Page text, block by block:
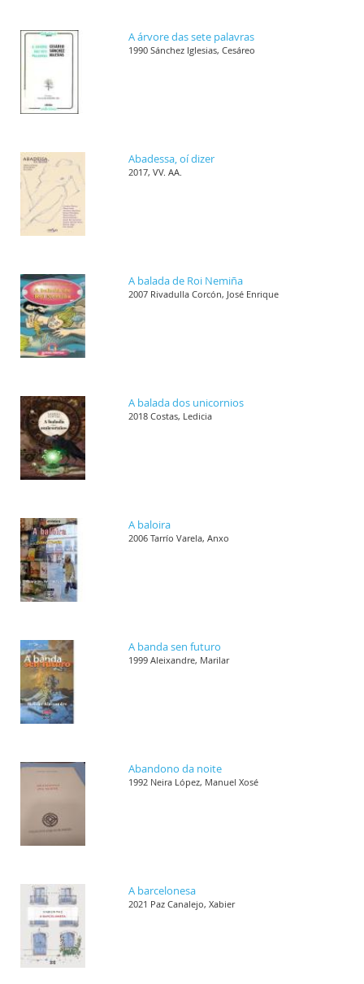
A árvore das sete palavras
1990 Sánchez Iglesias, Cesáreo
Abadessa, oí dizer
2017, VV. AA.
A balada de Roi Nemiña
2007 Rivadulla Corcón, José Enrique
A balada dos unicornios
2018 Costas, Ledicia
A baloira
2006 Tarrío Varela, Anxo
A banda sen futuro
1999 Aleixandre, Marilar
Abandono da noite
1992 Neira López, Manuel Xosé
A barcelonesa
2021 Paz Canalejo, Xabier